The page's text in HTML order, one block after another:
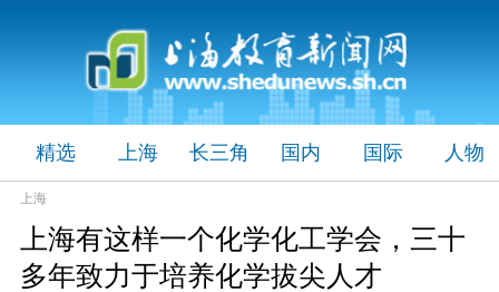
精选 上海 长三角 国内 国际 人物
上海
上海有这样一个化学化工学会，三十
多年致力于培养化学拔尖人才